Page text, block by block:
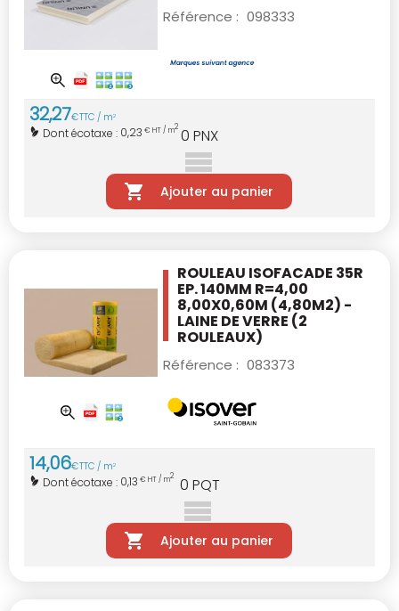
Référence : 098333
32,27€TTC / m2
Dont écotaxe : 0,23 € HT / m2 0 PNX
Ajouter au panier
ROULEAU ISOFACADE 35R
EP. 140MM R=4,00
8,00X0,60M (4,80M2) -
LAINE DE VERRE (2
ROULEAUX)
Référence : 083373
14,06€TTC / m2
Dont écotaxe : 0,13 € HT / m2 0 PQT
Ajouter au panier